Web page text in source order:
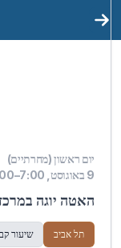
יום ראשון (מחרתיים)
9 באוגוסט, 7:00–8:00
האטה יוגה
תל אביב שיעור